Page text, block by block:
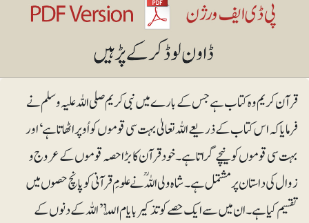
قرآن کریم وہ کتاب ہے جس کے بارے میں نبی کریم صلی اللہ علیہ وسلم نے
فرمایا کہ اس کتاب کے ذریعے اللہ تعالیٰ بہت سی قوموں کو اُوپر اٹھاتا ہے‘ اور
بہت سی قوموں کو نیچے گراتا ہے۔ خود قرآن کا بڑا حصہ قوموں کے عروج و
زوال کی داستان پر مشتمل ہے۔ شاہ ولی اللہؒ نے علومِ قرآنی کو پانچ حصوں میں
تقسیم کیا ہے۔ ان میں سے ایک حصے کو تذ کیر بایام اللّٰہ ’’اللہ کے دنوں کے